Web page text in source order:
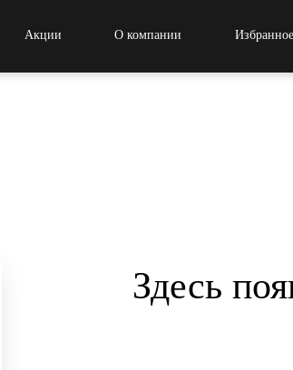
Акции О компании Избранное
Здесь